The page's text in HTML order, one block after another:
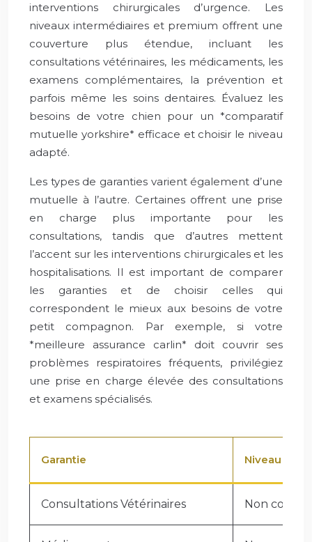
interventions chirurgicales d’urgence. Les
niveaux intermédiaires et premium offrent une
couverture plus étendue, incluant les
consultations vétérinaires, les médicaments, les
examens complémentaires, la prévention et
parfois même les soins dentaires. Évaluez les
besoins de votre chien pour un *comparatif
mutuelle yorkshire* efficace et choisir le niveau
adapté.
Les types de garanties varient également d’une
mutuelle à l’autre. Certaines offrent une prise
en charge plus importante pour les
consultations, tandis que d’autres mettent
l’accent sur les interventions chirurgicales et les
hospitalisations. Il est important de comparer
les garanties et de choisir celles qui
correspondent le mieux aux besoins de votre
petit compagnon. Par exemple, si votre
*meilleure assurance carlin* doit couvrir ses
problèmes respiratoires fréquents, privilégiez
une prise en charge élevée des consultations
et examens spécialisés.
Garantie Niveau de
Consultations Vétérinaires Non